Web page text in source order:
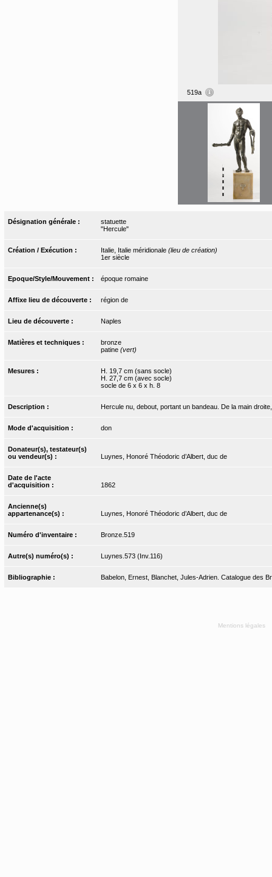
519a
Désignation générale :
statuette
"Hercule"
Création / Exécution : Italie, Italie méridionale (lieu de création)
1er siècle
Epoque/Style/Mouvement : époque romaine
Affixe lieu de découverte : région de
Lieu de découverte : Naples
Matières et techniques :
bronze
patine (vert)
Mesures :
H. 19,7 cm (sans socle)
H. 27,7 cm (avec socle)
socle de 6 x 6 x h. 8
Description : Hercule nu, debout, portant un bandeau. De la main
Mode d'acquisition : don
Donateur(s), testateur(s)
ou vendeur(s) :
Luynes, Honoré Théodoric d’Albert, duc de
Date de l'acte
d'acquisition :
1862
Ancienne(s)
appartenance(s) :
Luynes, Honoré Théodoric d’Albert, duc de
Numéro d'inventaire : Bronze.519
Autre(s) numéro(s) : Luynes.573 (Inv.116)
Bibliographie : Babelon, Ernest, Blanchet, Jules-Adrien. Catalogue des
Mentions légales